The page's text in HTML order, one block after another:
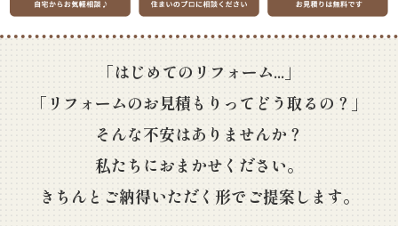
「はじめてのリフォーム...」
「リフォームのお見積もりってどう取るの？」
そんな不安はありませんか？
私たちにおまかせください。
きちんとご納得いただく形でご提案します。